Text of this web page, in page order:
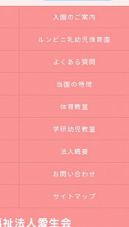
入園のご案内
ルンビニ乳幼児保育園
よくある質問
当園の特徴
体育教室
学研幼児教室
法人概要
お問い合わせ
サイトマップ